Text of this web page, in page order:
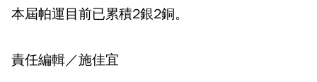
本屆帕運目前已累積2銀2銅。
責任編輯／施佳宜